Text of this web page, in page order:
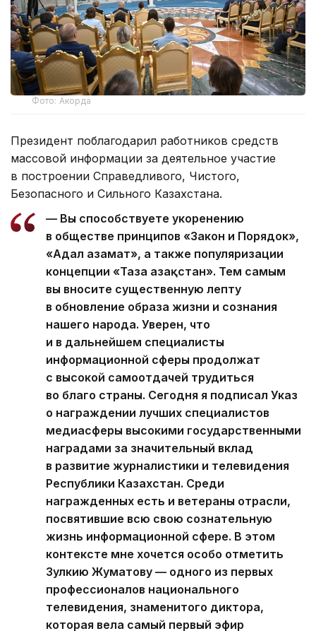
Фото: Акорда
Президент поблагодарил работников средств
массовой информации за деятельное участие
в построении Справедливого, Чистого,
Безопасного и Сильного Казахстана.
— Вы способствуете укоренению
в обществе принципов «Закон и Порядок»,
«Адал азамат», а также популяризации
концепции «Таза Қазақстан». Тем самым
вы вносите существенную лепту
в обновление образа жизни и сознания
нашего народа. Уверен, что
и в дальнейшем специалисты
информационной сферы продолжат
с высокой самоотдачей трудиться
во благо страны. Сегодня я подписал Указ
о награждении лучших специалистов
медиасферы высокими государственными
наградами за значительный вклад
в развитие журналистики и телевидения
Республики Казахстан. Среди
награжденных есть и ветераны отрасли,
посвятившие всю свою сознательную
жизнь информационной сфере. В этом
контексте мне хочется особо отметить
Зулкию Жуматову — одного из первых
профессионалов национального
телевидения, знаменитого диктора,
которая вела самый первый эфир